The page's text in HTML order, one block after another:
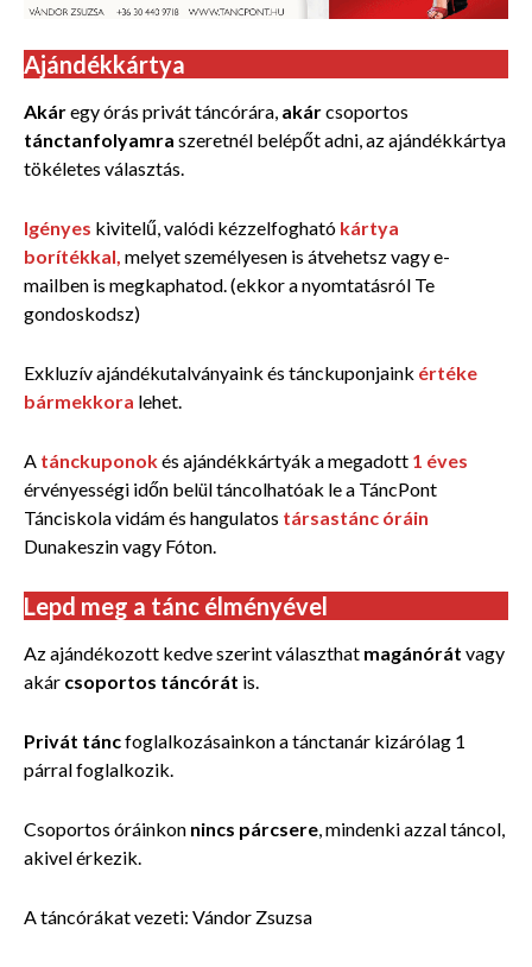
Ajándékkártya
Akáregy órás privát táncórára, akárcsoportos
tánctanfolyamra szeretnél belépőt adni, az ajándékkártya
tökéletes választás.
Igényes kivitelű, valódi kézzelfogható kártya
borítékkal, melyet személyesen is átvehetsz vagy e-
mailben is megkaphatod. (ekkor a nyomtatásról Te
gondoskodsz)
Exkluzív ajándékutalványaink és tánckuponjaink értéke
bármekkora lehet.
A tánckuponokés ajándékkártyák a megadott 1 éves
érvényességi időn belültáncolhatóak le a TáncPont
Tánciskolavidám és hangulatos társastánc óráin
Dunakeszinvagy Fóton.
Lepd meg a tánc élményével
Az ajándékozott kedve szerint választhat magánórát vagy
akár csoportos táncórát is.
Privát táncfoglalkozásainkon a tánctanár kizárólag 1
párral foglalkozik.
Csoportos óráinkon nincs párcsere mindenki azzal táncol,
akivel érkezik.
A táncórákat vezeti: Vándor Zsuzsa